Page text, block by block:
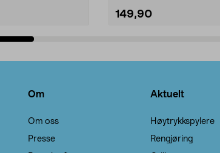
149,90
Om
Om oss
Presse
Aktuelt
Høytrykkspylere
Rengjøring